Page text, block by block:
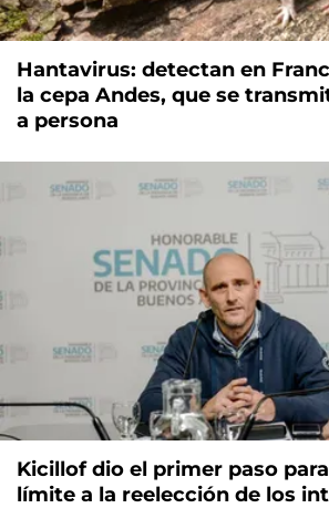
Hantavirus: detectan en
la cepa Andes, que se
a persona
Kicillof dio el primer paso
límite a la reelección de los